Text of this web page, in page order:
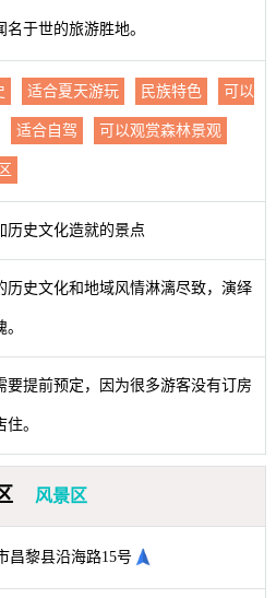
名于世的旅游胜地。
适合夏天游玩 民族特色 可以
适合自驾 可以观赏森林景观
历史文化造就的景点
历史文化和地域风情淋漓尽致，演绎
要提前预定，因为很多游客没有订房
。
风景区
昌黎县沿海路15号